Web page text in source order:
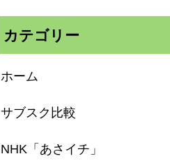
カテゴリー
ホーム
サブスク比較
NHK「あさイチ」